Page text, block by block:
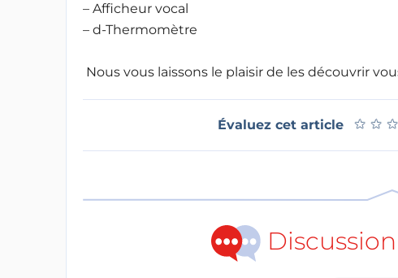
– Afficheur vocal
– d-Thermomètre
Nous vous laissons le plaisir de les découvrir
Évaluez cet article ★ ★ ★
★ ★ ★
Discussion